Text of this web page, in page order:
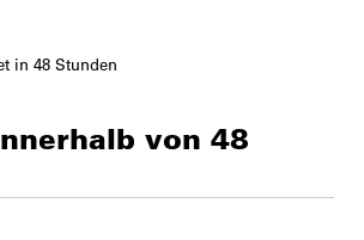
in 48 Stunden
von 48